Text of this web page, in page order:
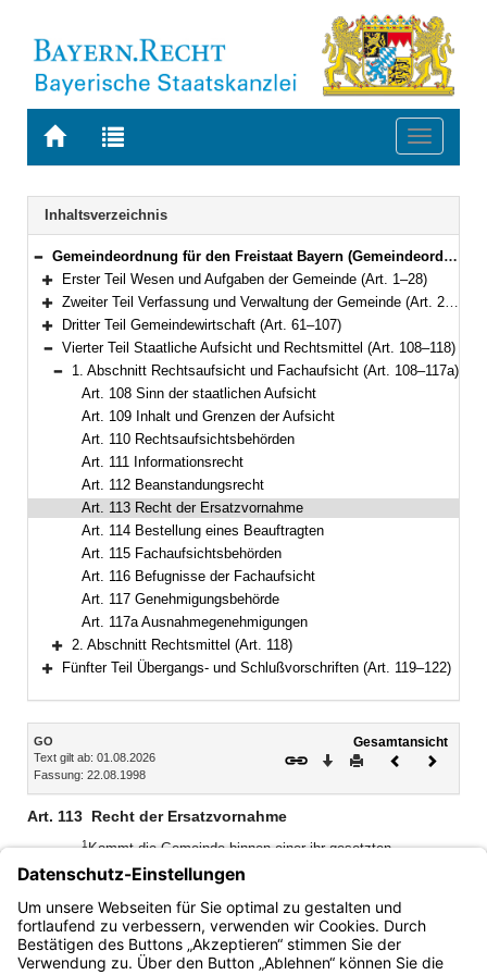
Zur
BAYERN.RECHT
Zur
letzten
Suche
Toggle
Navigation
Inhaltsverzeichnis
Bereich reduzieren
Gemeindeordnung für den Freistaat Bayern (Gemeindeordnung – GO) in der Fassung der Bekanntmachung vom 22. August 1998 (GVBl. S. 796) BayRS 2020-1-1-I (Art. 1–122)
Bereich erweitern
Erster Teil Wesen und Aufgaben der Gemeinde (Art. 1–28)
Bereich erweitern
Zweiter Teil Verfassung und Verwaltung der Gemeinde (Art. 29–60a)
Bereich erweitern
Dritter Teil Gemeindewirtschaft (Art. 61–107)
Bereich reduzieren
Vierter Teil Staatliche Aufsicht und Rechtsmittel (Art. 108–118)
Bereich reduzieren
1. Abschnitt Rechtsaufsicht und Fachaufsicht (Art. 108–117a)
Art. 108 Sinn der staatlichen Aufsicht
Art. 109 Inhalt und Grenzen der Aufsicht
Art. 110 Rechtsaufsichtsbehörden
Art. 111 Informationsrecht
Art. 112 Beanstandungsrecht
Art. 113 Recht der Ersatzvornahme
Art. 114 Bestellung eines Beauftragten
Art. 115 Fachaufsichtsbehörden
Art. 116 Befugnisse der Fachaufsicht
Art. 117 Genehmigungsbehörde
Art. 117a Ausnahmegenehmigungen
Bereich erweitern
2. Abschnitt Rechtsmittel (Art. 118)
Fünfter Teil Übergangs- und Schlußvorschriften (Art. 119–122)
Inhalt
GO
Text gilt ab: 01.08.2026
Fassung: 22.08.1998
Gesamtansicht
Download
DruckenVorheriges
Art. 113 Recht der Ersatzvornahme
1Kommt die Gemeinde binnen einer ihr gesetzten
angemessenen Frist den Anordnungen der
Rechtsaufsichtsbehörde nicht nach, kann diese die
notwendigen Maßnahmen an Stelle der Gemeinde verfügen
und vollziehen.2Die Kosten trägt die Gemeinde.